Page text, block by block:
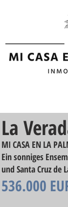
La
MI CASA EN LA
Ein sonniges
und Santa Cruz de
536.000